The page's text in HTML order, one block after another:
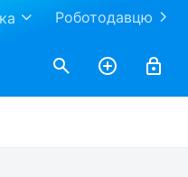
Роботодавцю